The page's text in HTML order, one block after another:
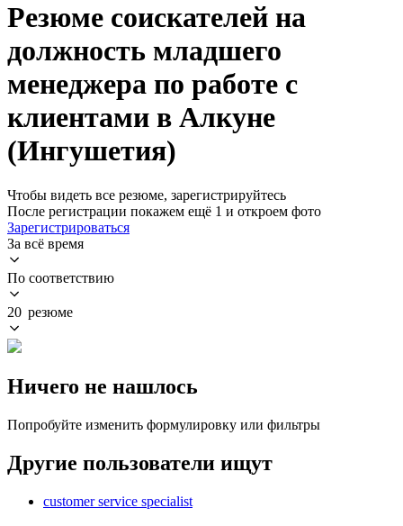
Резюме соискателей на
должность младшего
менеджера по работе с
клиентами в Алкуне
(Ингушетия)
Чтобы видеть все резюме, зарегистрируйтесь
После регистрации покажем ещё 1 и откроем фото
Зарегистрироваться
За всё время
По соответствию
20 резюме
Ничего не нашлось
Попробуйте изменить формулировку или фильтры
Другие пользователи ищут
customer service specialist